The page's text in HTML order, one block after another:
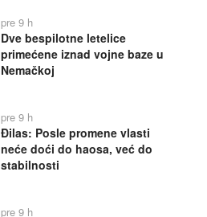
pre 9 h
Dve bespilotne letelice
primećene iznad vojne baze u
Nemačkoj
pre 9 h
Đilas: Posle promene vlasti
neće doći do haosa, već do
stabilnosti
pre 9 h